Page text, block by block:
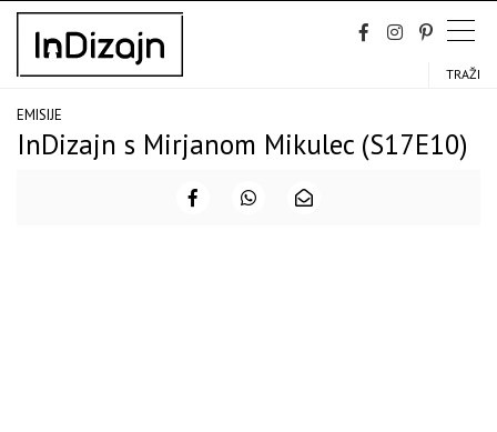
Skip
content
TRAŽI
EMISIJE
InDizajn s Mirjanom Mikulec (S17E10)